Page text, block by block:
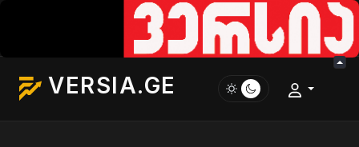
VERSIA.GE